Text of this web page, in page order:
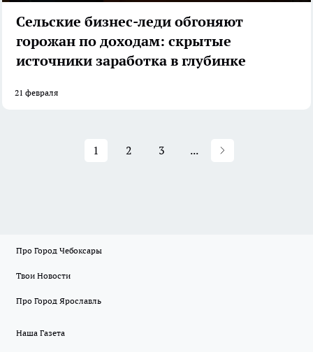
Сельские бизнес-леди обгоняют
горожан по доходам: скрытые
источники заработка в глубинке
21 февраля
1 2 3 ...
Про Город Чебоксары
Твои Новости
Про Город Ярославль
Наша Газета